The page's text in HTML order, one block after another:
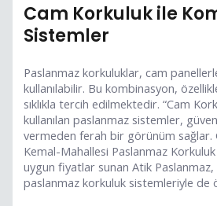
Cam Korkuluk ile
Sistemler
Paslanmaz korkuluklar, cam
kullanılabilir. Bu kombinasyon,
sıklıkla tercih edilmektedir. “Cam
kullanılan paslanmaz sistemler,
vermeden ferah bir görünüm sağlar.
Kemal-Mahallesi Paslanmaz
uygun fiyatlar sunan Atik
paslanmaz korkuluk sistemleriyle de